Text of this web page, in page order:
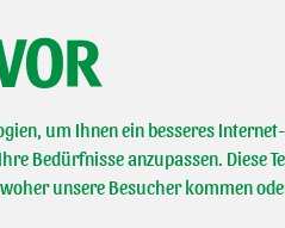
um Ihnen ein besseres
Bedürfnisse anzupassen. Diese
unsere Besucher kommen
Creme
II